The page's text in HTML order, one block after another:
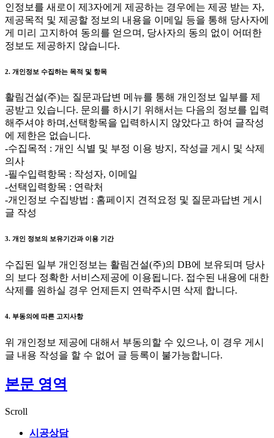
인정보를 새로이 제3자에게 제공하는 경우에는 제공 받는 자,
제공목적 및 제공할 정보의 내용을 이메일 등을 통해 당사자에
게 미리 고지하여 동의를 얻으며, 당사자의 동의 없이 어떠한
정보도 제공하지 않습니다.
2. 개인정보 수집하는 목적 및 항목
활림건설(주)는 질문과답변 메뉴를 통해 개인정보 일부를 제
공받고 있습니다. 문의를 하시기 위해서는 다음의 정보를 입력
해주셔야 하며,선택항목을 입력하시지 않았다고 하여 글작성
에 제한은 없습니다.
-수집목적 : 개인 식별 및 부정 이용 방지, 작성글 게시 및 삭제
의사
-필수입력항목 : 작성자, 이메일
-선택입력항목 : 연락처
-개인정보 수집방법 : 홈페이지 견적요정 및 질문과답변 게시
글 작성
3. 개인 정보의 보유기간과 이용 기간
수집된 일부 개인정보는 활림건설(주)의 DB에 보유되며 당사
의 보다 정확한 서비스제공에 이용됩니다. 접수된 내용에 대한
삭제를 원하실 경우 언제든지 연락주시면 삭제 합니다.
4. 부동의에 따른 고지사항
위 개인정보 제공에 대해서 부동의할 수 있으나, 이 경우 게시
글 내용 작성을 할 수 없어 글 등록이 불가능합니다.
본문 영역
Scroll
시공상담